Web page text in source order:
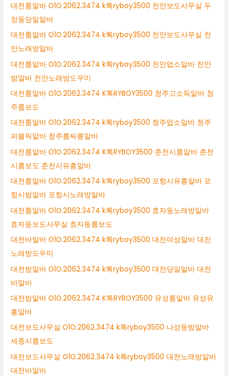
대전룸알바 O1O.2062.3474 k톡ryboy3500 천안보도사무실 두
정동당일알바
대전룸알바 O1O.2062.3474 k톡ryboy3500 천안보도사무실 천
안노래방알바
대전룸알바 O1O.2062.3474 k톡ryboy3500 천안업소알바 천안
밤알바 천안노래방도우미
대전룸알바 O1O.2062.3474 K톡RYBOY3500 청주고소득알바 청
주룸보도
대전룸알바 O1O.2062.3474 k톡ryboy3500 청주업소알바 청주
퍼블릭알바 청주룸싸롱알바
대전룸알바 O1O.2062.3474 K톡RYBOY3500 춘천시룸알바 춘천
시룸보도 춘천시유흥알바
대전룸알바 O1O.2062.3474 k톡ryboy3500 포항시유흥알바 포
항시밤알바 포항시노래방알바
대전룸알바 O1O.2062.3474 k톡ryboy3500 효자동노래방알바
효자동보도사무실 효자동룸보도
대전바알바 O1O.2062.3474 k톡ryboy3500 대전여성알바 대전
노래방도우미
대전밤알바 O1O.2062.3474 k톡ryboy3500 대전당일알바 대전
바알바
대전밤알바 O1O.2062.3474 K톡RYBOY3500 유성룸알바 유성유
흥알바
대전보도사무실 O1O.2062.3474 k톡ryboy3500 나성동밤알바
세종시룸보도
대전보도사무실 O1O.2062.3474 k톡ryboy3500 대전노래방알바
대전바알바